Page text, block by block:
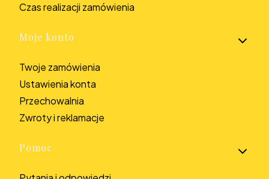
Czas realizacji zamówienia
Moje konto
Twoje zamówienia
Ustawienia konta
Przechowalnia
Zwroty i reklamacje
Pomoc